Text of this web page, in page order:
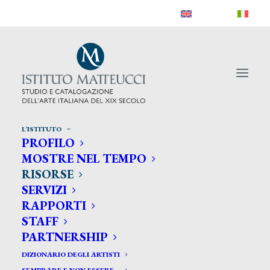
L’ISTITUTO
PROFILO
MOSTRE NEL TEMPO
RISORSE
SERVIZI
RAPPORTI
STAFF
PARTNERSHIP
DIZIONARIO DEGLI ARTISTI
Risorse
Banca dati
Un complesso ed articolato lavoro di